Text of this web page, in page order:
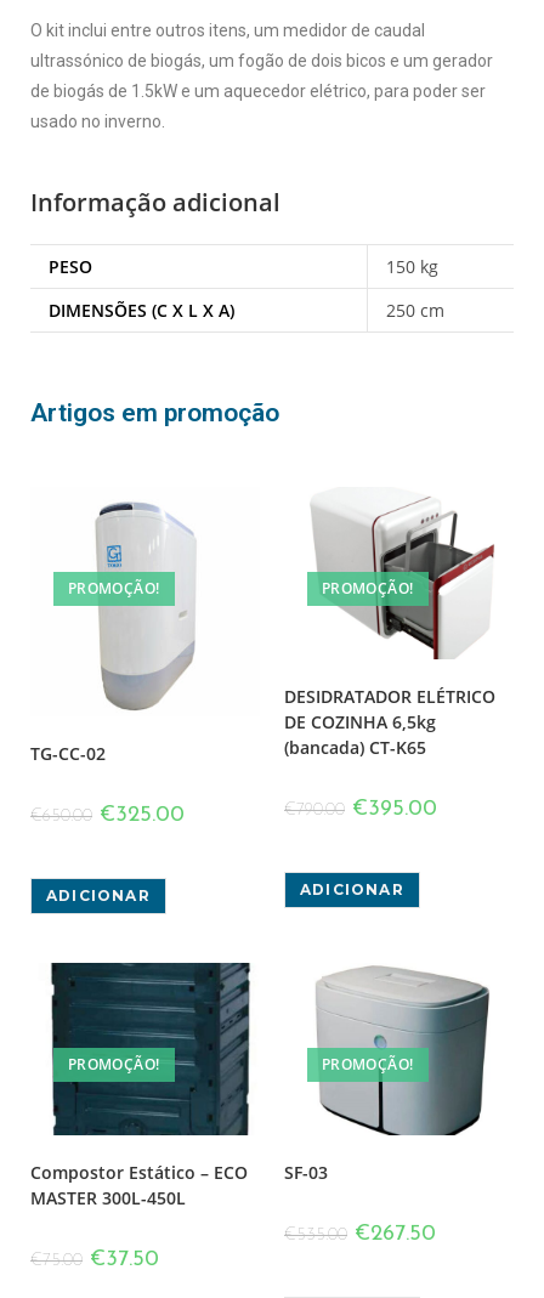
O kit inclui entre outros itens, um medidor de caudal
ultrassónico de biogás, um fogão de dois bicos e um gerador
de biogás de 1.5kW e um aquecedor elétrico, para poder ser
usado no inverno.
Informação adicional
PESO
150 kg
DIMENSÕES (C X L X A)
250 cm
Artigos em promoção
PROMOÇÃO!
TG-CC-02
€650.00 €325.00
ADICIONAR
PROMOÇÃO!
DESIDRATADOR ELÉTRICO
DE COZINHA 6,5kg
(bancada) CT-K65
€790.00 €395.00
ADICIONAR
PROMOÇÃO!
Compostor Estático – ECO
MASTER 300L-450L
€75.00 €37.50
PROMOÇÃO!
SF-03
€535.00 €267.50